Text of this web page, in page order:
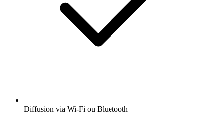
Diffusion via Wi-Fi ou Bluetooth